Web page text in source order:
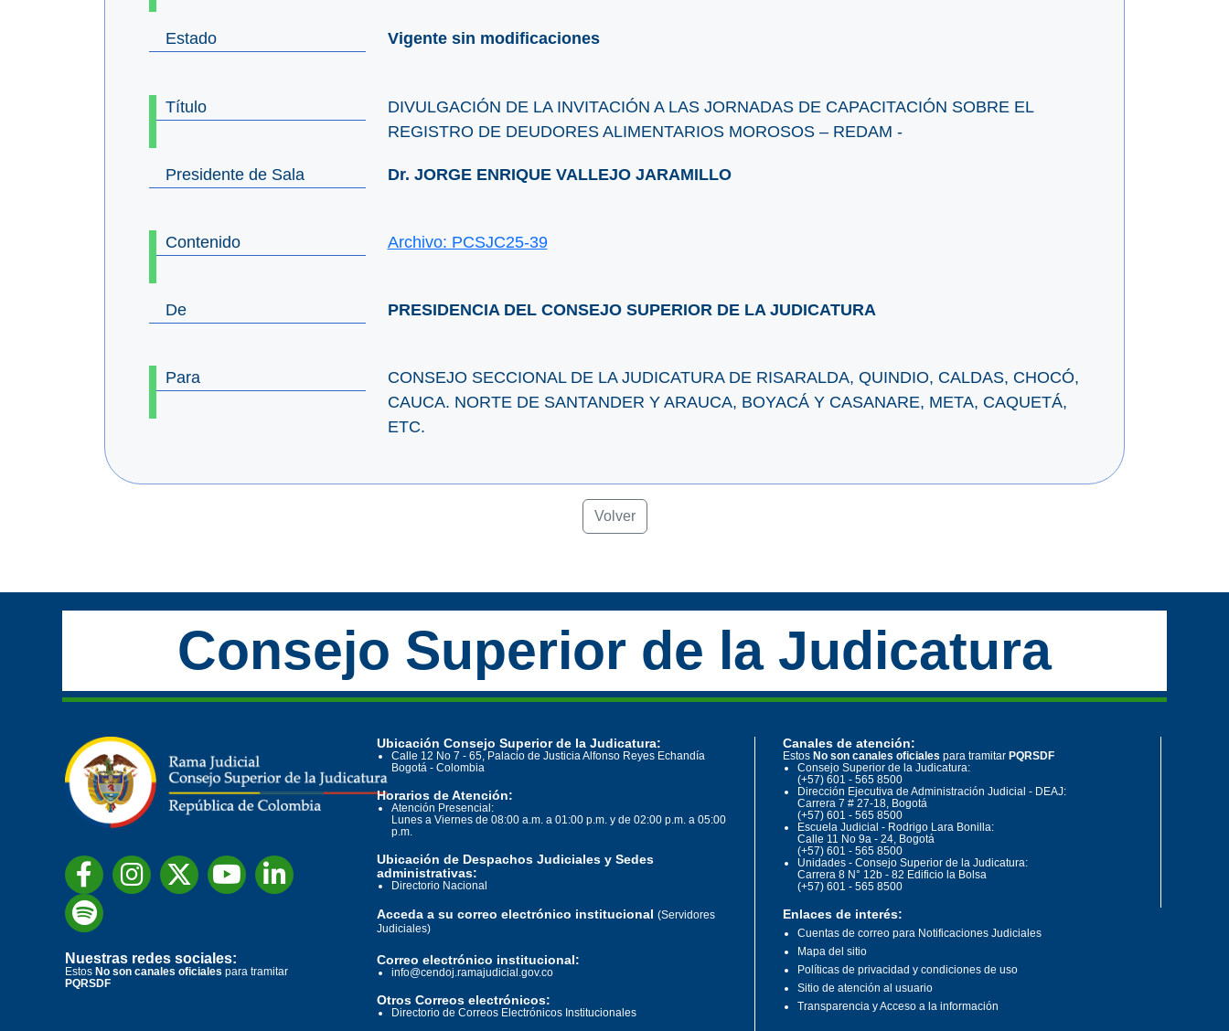
Estado Vigente sin modificaciones
Título
DIVULGACIÓN DE LA INVITACIÓN A LAS JORNADAS DE CAPACITACIÓN SOBRE EL
REGISTRO DE DEUDORES ALIMENTARIOS MOROSOS – REDAM -
Presidente de Sala Dr. JORGE ENRIQUE VALLEJO JARAMILLO
Contenido Archivo: PCSJC25-39
De PRESIDENCIA DEL CONSEJO SUPERIOR DE LA JUDICATURA
Para
CONSEJO SECCIONAL DE LA JUDICATURA DE RISARALDA, QUINDIO, CALDAS, CHOCÓ,
CAUCA. NORTE DE SANTANDER Y ARAUCA, BOYACÁ Y CASANARE, META, CAQUETÁ,
ETC.
Volver
Consejo Superior de la Judicatura
Nuestras redes sociales:
Estos No son canales oficiales para tramitar
PQRSDF
Ubicación Consejo Superior de la Judicatura:
Calle 12 No 7 - 65, Palacio de Justicia Alfonso Reyes Echandía
Bogotá - Colombia
Horarios de Atención:
Atención Presencial:
Lunes a Viernes de 08:00 a.m. a 01:00 p.m. y de 02:00 p.m. a 05:00
p.m.
Ubicación de Despachos Judiciales y Sedes
administrativas:
Directorio Nacional
Canales de atención:
Estos No son canales oficiales para tramitar PQRSDF
Consejo Superior de la Judicatura:
(+57) 601 - 565 8500
Dirección Ejecutiva de Administración Judicial - DEAJ:
Carrera 7 # 27-18, Bogotá
(+57) 601 - 565 8500
Escuela Judicial - Rodrigo Lara Bonilla:
Calle 11 No 9a - 24, Bogotá
(+57) 601 - 565 8500
Unidades - Consejo Superior de la Judicatura:
Carrera 8 N° 12b - 82 Edificio la Bolsa
(+57) 601 - 565 8500
Acceda a su correo electrónico institucional (Servidores
Judiciales)
Correo electrónico institucional:
info@cendoj.ramajudicial.gov.co
Otros Correos electrónicos:
Directorio de Correos Electrónicos Institucionales
Enlaces de interés:
Cuentas de correo para Notificaciones Judiciales
Mapa del sitio
Políticas de privacidad y condiciones de uso
Sitio de atención al usuario
Transparencia y Acceso a la información